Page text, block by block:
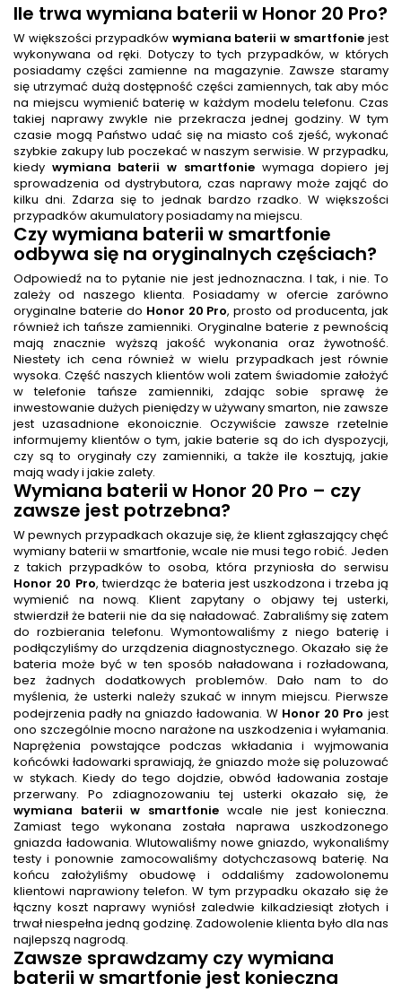
Ile trwa wymiana baterii w Honor 20 Pro?
W większości przypadków wymiana baterii w smartfonie jest
wykonywana od ręki. Dotyczy to tych przypadków, w których
posiadamy części zamienne na magazynie. Zawsze staramy
się utrzymać dużą dostępność części zamiennych, tak aby móc
na miejscu wymienić baterię w każdym modelu telefonu. Czas
takiej naprawy zwykle nie przekracza jednej godziny. W tym
czasie mogą Państwo udać się na miasto coś zjeść, wykonać
szybkie zakupy lub poczekać w naszym serwisie. W przypadku,
kiedy wymiana baterii w smartfoniewymaga dopiero jej
sprowadzenia od dystrybutora, czas naprawy może zająć do
kilku dni. Zdarza się to jednak bardzo rzadko. W większości
przypadków akumulatory posiadamy na miejscu.
Czywymiana baterii w smartfonie
odbywa się na oryginalnych częściach?
Odpowiedź na to pytanie nie jest jednoznaczna. I tak, i nie. To
zależy od naszego klienta. Posiadamy w ofercie zarówno
oryginalne baterie do Honor 20 Pro, prosto od producenta, jak
również ich tańsze zamienniki. Oryginalne baterie z pewnością
mają znacznie wyższą jakość wykonania oraz żywotność.
Niestety ich cena również w wielu przypadkach jest równie
wysoka. Część naszych klientów woli zatem świadomie założyć
w telefonie tańsze zamienniki, zdając sobie sprawę że
inwestowanie dużych pieniędzy w używany smarton, nie zawsze
jest uzasadnione ekonoicznie. Oczywiście zawsze rzetelnie
informujemy klientów o tym, jakie baterie są do ich dyspozycji,
czy są to oryginały czy zamienniki, a także ile kosztują, jakie
mają wady i jakie zalety.
Wymiana baterii w Honor 20 Pro – czy
zawsze jest potrzebna?
W pewnych przypadkach okazuje się, że klient zgłaszający chęć
wymiany baterii w smartfonie, wcale nie musi tego robić. Jeden
z takich przypadków to osoba, która przyniosła do serwisu
Honor 20 Pro, twierdząc że bateria jest uszkodzona i trzeba ją
wymienić na nową. Klient zapytany o objawy tej usterki,
stwierdził że baterii nie da się naładować. Zabraliśmy się zatem
do rozbierania telefonu. Wymontowaliśmy z niego baterię i
podłączyliśmy do urządzenia diagnostycznego. Okazało się że
bateria może być w ten sposób naładowana i rozładowana,
bez żadnych dodatkowych problemów. Dało nam to do
myślenia, że usterki należy szukać w innym miejscu. Pierwsze
podejrzenia padły na gniazdo ładowania. W Honor 20 Pro jest
ono szczególnie mocno narażone na uszkodzenia i wyłamania.
Naprężenia powstające podczas wkładania i wyjmowania
końcówki ładowarki sprawiają, że gniazdo może się poluzować
w stykach. Kiedy do tego dojdzie, obwód ładowania zostaje
przerwany. Po zdiagnozowaniu tej usterki okazało się, że
wymiana baterii w smartfonie wcale nie jest konieczna.
Zamiast tego wykonana została naprawa uszkodzonego
gniazda ładowania. Wlutowaliśmy nowe gniazdo, wykonaliśmy
testy i ponownie zamocowaliśmy dotychczasową baterię. Na
końcu założyliśmy obudowę i oddaliśmy zadowolonemu
klientowi naprawiony telefon. W tym przypadku okazało się że
łączny koszt naprawy wyniósł zaledwie kilkadziesiąt złotych i
trwał niespełna jedną godzinę. Zadowolenie klienta było dla nas
najlepszą nagrodą.
Zawsze sprawdzamy czy wymiana
baterii w smartfonie jest konieczna